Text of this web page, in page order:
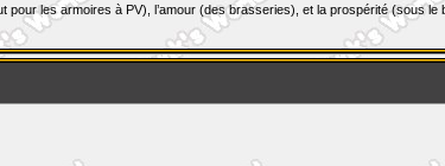
les armoires à PV), l’amour (des brasseries), et la prospérité (sous le